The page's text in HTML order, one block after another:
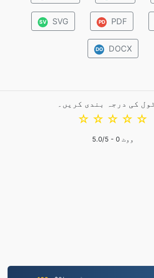
SV SVG PD PDF
DO DOCX
کی درجہ بندی کریں۔
☆
☆
☆
☆
☆
5.0/5 - 0 ووٹ